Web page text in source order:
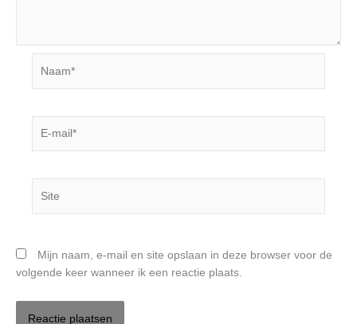
Mijn naam, e-mail en site opslaan in deze browser voor de
volgende keer wanneer ik een reactie plaats.